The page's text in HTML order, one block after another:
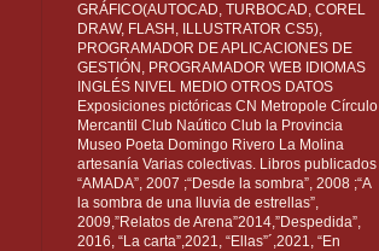
GRÁFICO(AUTOCAD, TURBOCAD, COREL
DRAW, FLASH, ILLUSTRATOR CS5),
PROGRAMADOR DE APLICACIONES DE
GESTIÓN, PROGRAMADOR WEB IDIOMAS
INGLÉS NIVEL MEDIO OTROS DATOS
Exposiciones pictóricas CN Metropole Círculo
Mercantil Club Naútico Club la Provincia
Museo Poeta Domingo Rivero La Molina
artesanía Varias colectivas. Libros publicados
“AMADA”, 2007 ;“Desde la sombra”, 2008 ;“A
la sombra de una lluvia de estrellas”,
2009,”Relatos de Arena”2014,”Despedida”,
2016, “La carta”,2021, “Ellas”´,2021, “En